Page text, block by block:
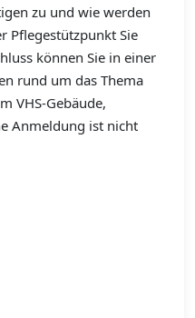
zu und wie werden
Pflegestützpunkt Sie
können Sie in einer
rund um das Thema
VHS-Gebäude,
Anmeldung ist nicht